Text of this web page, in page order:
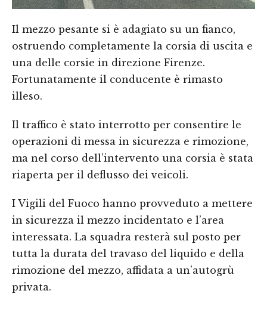
Il mezzo pesante si è adagiato su un fianco,
ostruendo completamente la corsia di uscita e
una delle corsie in direzione Firenze.
Fortunatamente il conducente è rimasto
illeso.
Il traffico è stato interrotto per consentire le
operazioni di messa in sicurezza e rimozione,
ma nel corso dell’intervento una corsia è stata
riaperta per il deflusso dei veicoli.
I Vigili del Fuoco hanno provveduto a mettere
in sicurezza il mezzo incidentato e l’area
interessata. La squadra resterà sul posto per
tutta la durata del travaso del liquido e della
rimozione del mezzo, affidata a un’autogrù
privata.